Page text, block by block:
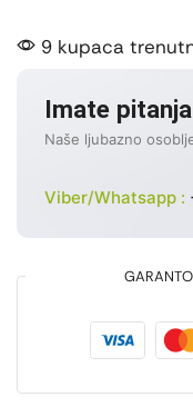
9 kupaca
Imate
Naše ljubazno
Viber/Whatsapp :